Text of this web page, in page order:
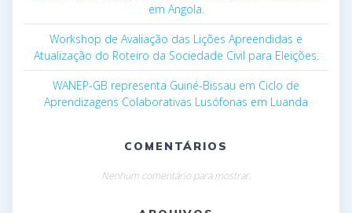
em Angola.
Workshop de Avaliação das Lições Apreendidas e
Atualização do Roteiro da Sociedade Civil para Eleições.
WANEP-GB representa Guiné-Bissau em Ciclo de
Aprendizagens Colaborativas Lusófonas em Luanda
COMENTÁRIOS
Nenhum comentário para mostrar.